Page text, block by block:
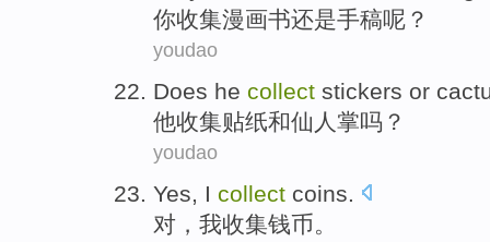
你收集漫画书还是手稿呢？
youdao
Does he collect stickers or
他收集贴纸和仙人掌吗？
youdao
Yes I collect coins
对 ， 我收集钱币 。